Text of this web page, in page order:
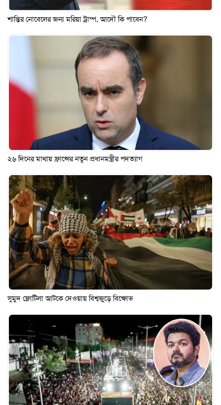
শান্তির নোবেলের জন্য মরিয়া ট্রাম্প, আদৌ কি পাবেন?
২৬ দিনের মাথায় ফ্রান্সের নতুন প্রধানমন্ত্রীর পদত্যাগ
সুমুদ ফ্লোটিলা আটকে দেওয়ায় বিশ্বজুড়ে বিক্ষোভ